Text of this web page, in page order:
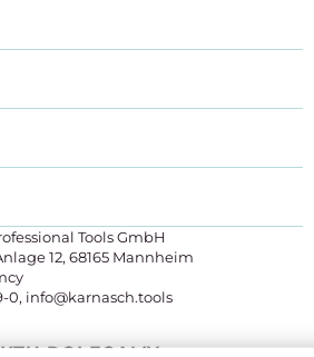
Tools GmbH
12, 68165 Mannheim
0, info@karnasch.tools